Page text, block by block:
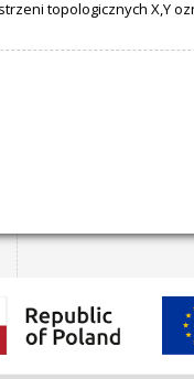
topologicznych X,Y